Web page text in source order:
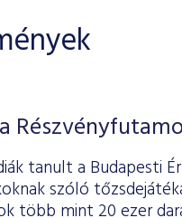
tanult a Budapesti
szóló
több mint 20 ezer